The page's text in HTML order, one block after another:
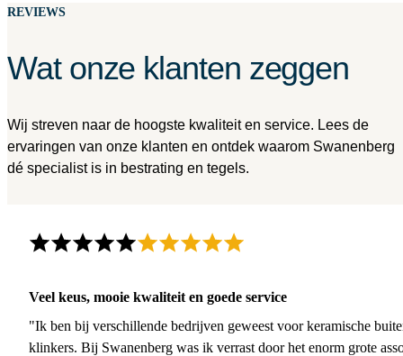
REVIEWS
Wat onze klanten zeggen
Wij streven naar de hoogste kwaliteit en service. Lees de
ervaringen van onze klanten en ontdek waarom Swanenberg
dé specialist is in bestrating en tegels.
Veel keus, mooie kwaliteit en goede service
"Ik ben bij verschillende bedrijven geweest voor keramische
klinkers. Bij Swanenberg was ik verrast door het enorm grote